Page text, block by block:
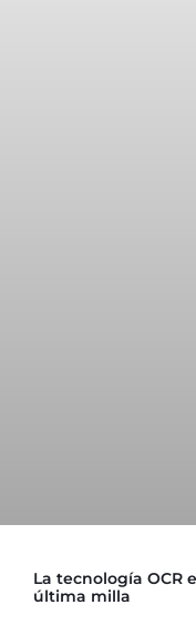
La tecnología OCR
última milla